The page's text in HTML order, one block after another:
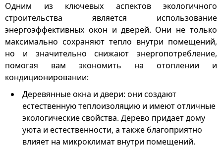
Одним из ключевых аспектов экологичного
строительства является использование
энергоэффективных окон и дверей. Они не только
максимально сохраняют тепло внутри помещений,
но и значительно снижают энергопотребление,
помогая вам экономить на отоплении и
кондиционировании:
Деревянные окна и двери: они создают
естественную теплоизоляцию и имеют отличные
экологические свойства. Дерево придает дому
уюта и естественности, а также благоприятно
влияет на микроклимат внутри помещений.